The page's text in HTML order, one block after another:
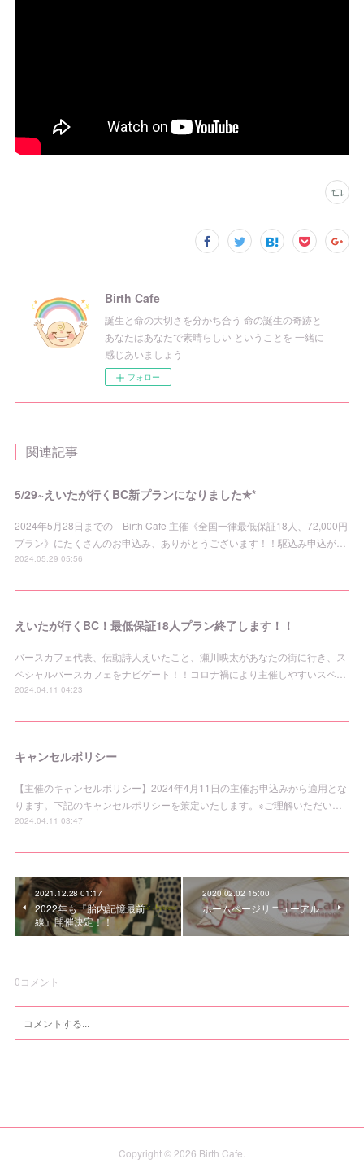
Birth Cafe
誕生と命の大切さを分かち合う 命の誕生の奇跡と
あなたはあなたで素晴らしい ということを 一緒に
感じあいましょう
フォロー
関連記事
5/29~えいたが行くBC新プランになりました✯*
2024年5月28日までの Birth Cafe 主催《全国一律最低保証18人、72,000円
プラン》にたくさんのお申込み、ありがとうございます！！駆込み申込が…
2024.05.29 05:56
えいたが行くBC！最低保証18人プラン終了します！！
バースカフェ代表、伝動詩人えいたこと、瀬川映太があなたの街に行き、ス
ペシャルバースカフェをナビゲート！！コロナ禍により主催しやすいスペ…
2024.04.11 04:23
キャンセルポリシー
【主催のキャンセルポリシー】2024年4月11日の主催お申込みから適用とな
ります。下記のキャンセルポリシーを策定いたします。※ご理解いただい…
2024.04.11 03:47
2021.12.28 01:17
2022年も『胎内記憶最前
線』開催決定！！
2020.02.02 15:00
ホームページリニューアル
0コメント
Copyright © 2026 Birth Cafe